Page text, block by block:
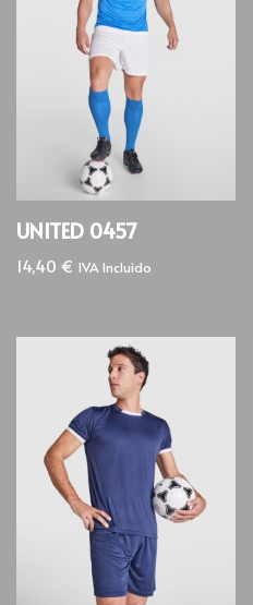
UNITED 0457
14,40 € IVA Incluido